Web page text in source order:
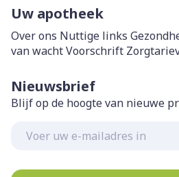
Uw apotheek
Over ons Nuttige links
van wachtVoorschrift
Nieuwsbrief
Blijf op de hoogte van nieuwe